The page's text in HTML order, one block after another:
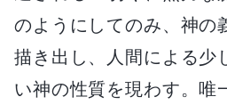
のようにしてのみ、神の
描き出し、人間による少
い神の性質を現わす。唯